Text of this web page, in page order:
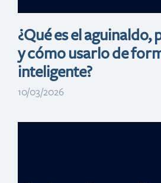
¿Qué es el aguinaldo,
y cómo usarlo de
inteligente?
10/03/2026